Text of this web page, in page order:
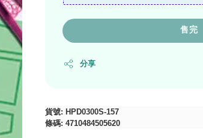
售完
分享
貨號: HPD0300S-157
條碼: 4710484505620